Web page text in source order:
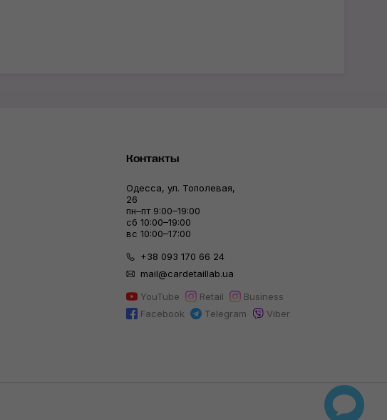
Контакты
Одесса, ул. Тополевая,
26
пн–пт 9:00–19:00
сб 10:00–19:00
вс 10:00–17:00
+38 093 170 66 24
mail@cardetaillab.ua
YouTube
Retail
Business
Facebook
Telegram Viber